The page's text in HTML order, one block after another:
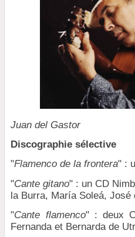
Juan del Gastor
Discographie sélective
"Flamenco de la frontera" :
"Cante gitano" : un CD
la Burra, María Soleá, José
"Cante flamenco" : deux
Fernanda et Bernarda de